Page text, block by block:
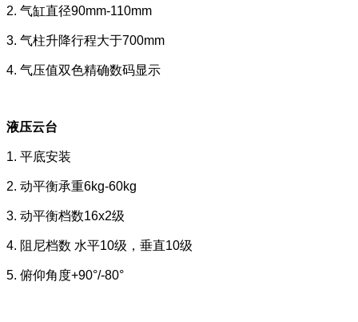
2. 气缸直径90mm-110mm
3. 气柱升降行程大于700mm
4. 气压值双色精确数码显示
液压云台
1. 平底安装
2. 动平衡承重6kg-60kg
3. 动平衡档数16x2级
4. 阻尼档数 水平10级，垂直10级
5. 俯仰角度+90°/-80°